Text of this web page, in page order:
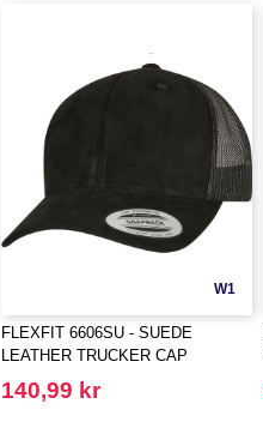
W1
FLEXFIT 6606SU - SUEDE
LEATHER TRUCKER CAP
140,99 kr